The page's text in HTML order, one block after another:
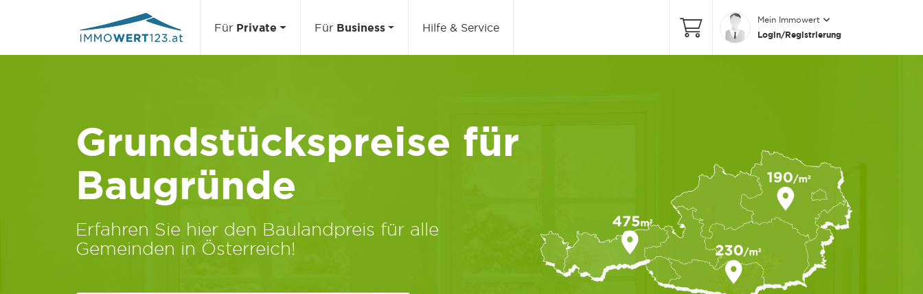
Für Private Für Business Hilfe & Service
Mein Immowert
Login/Registrierung
Grundstückspreise für
Baugründe
Erfahren Sie hier den Baulandpreis für alle
Gemeinden in Österreich!